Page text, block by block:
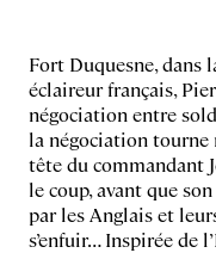
Fort Duquesne, dans
éclaireur français,
négociation entre
la négociation tourne
tête du commandant
le coup, avant que
par les Anglais et
s’enfuir… Inspirée de